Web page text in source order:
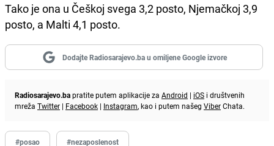
Tako je ona u Češkoj svega 3,2 posto, Njemačkoj 3,9
posto, a Malti 4,1 posto.
Dodajte Radiosarajevo.ba u omiljene Google izvore
Radiosarajevo.bapratite putem aplikacije za Android | iOS i društvenih
mreža Twitter | Facebook | Instagram, kao i putem našeg ViberChata.
#posao #nezaposlenost